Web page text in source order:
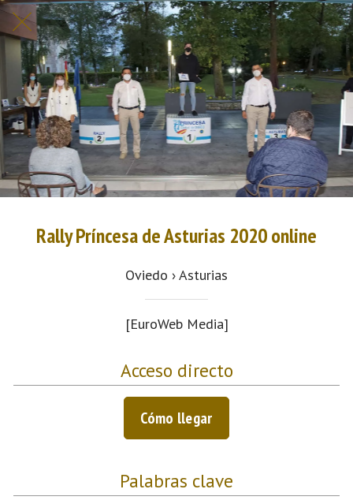
Rally Príncesa de Asturias 2020 online
Oviedo › Asturias
[EuroWeb Media]
Acceso directo
Cómo llegar
Palabras clave